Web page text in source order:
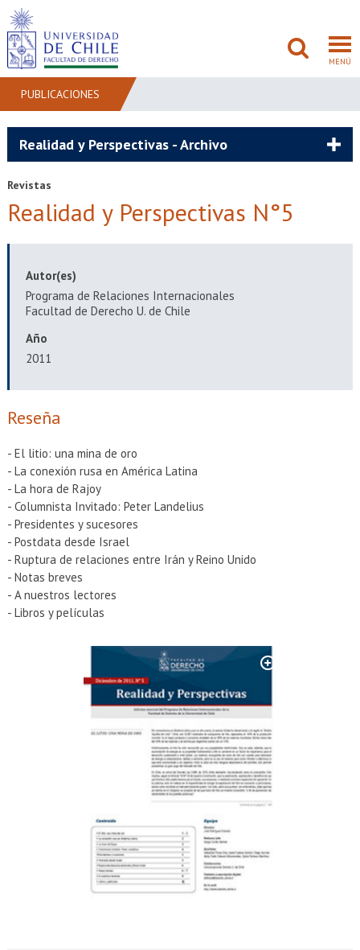
MENÚ
FACULTAD
POSTGRADO
INVESTIGACIÓN
PUBLICACIONES
Realidad y Perspectivas - Archivo
Revistas
Realidad y Perspectivas N°5
Autor(es)
Programa de Relaciones Internacionales
Facultad de Derecho U. de Chile
Año
2011
Reseña
- El litio: una mina de oro
- La conexión rusa en América Latina
- La hora de Rajoy
- Columnista Invitado: Peter Landelius
- Presidentes y sucesores
- Postdata desde Israel
- Ruptura de relaciones entre Irán y Reino Unido
- Notas breves
- A nuestros lectores
- Libros y películas